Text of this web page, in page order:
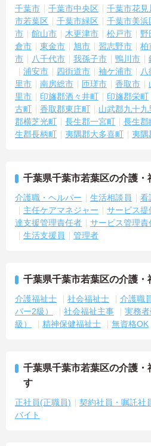
千葉市 千葉市中央区 千葉市花見
市若葉区
千葉市緑区 千葉市美浜
市
館山市 木更津市 松戸市 野
倉市
東金市 旭市 習志野市 柏
市
八千代市 我孫子市 鴨川市
浦安市
四街道市 袖ケ浦市 八
里市
南房総市 匝瑳市 香取市
里市
印旛郡酒々井町 印旛郡栄町
古町
香取郡東庄町 山武郡九十九
郡横芝光町
長生郡一宮町 長生郡
生郡長柄町
夷隅郡大多喜町 夷隅
千葉県千葉市若葉区の介護
介護職・ヘルパー 生活相談員 看
主任ケアマネジャー
サービス提
達支援管理責任者
サービス管理責
生活支援員
管理者
千葉県千葉市若葉区の介護
介護福祉士 社会福祉士
介護職
パー2級）
社会福祉主事
実務
級）
精神保健福祉士 無資格OK
千葉県千葉市若葉区の介護
す
正社員(正職員) 契約社員・嘱託社
バイト